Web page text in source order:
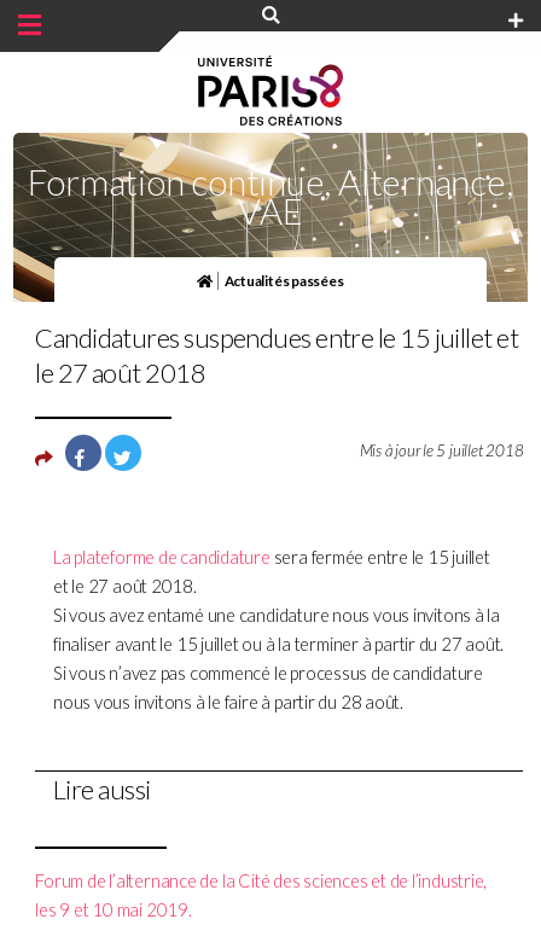
Panneau de gestion des cookies
Formation continue, Alternance,
VAE
Actualités passées
Candidatures suspendues entre le 15 juillet et
le 27 août 2018
Mis à jour le 5 juillet 2018
La plateforme de candidature sera fermée entre le 15 juillet
et le 27 août 2018.
Si vous avez entamé une candidature nous vous invitons à la
finaliser avant le 15 juillet ou à la terminer à partir du 27 août.
Si vous n’avez pas commencé le processus de candidature
nous vous invitons à le faire à partir du 28 août.
Lire aussi
Forum de l’alternance de la Cité des sciences et de l’industrie,
les 9 et 10 mai 2019.